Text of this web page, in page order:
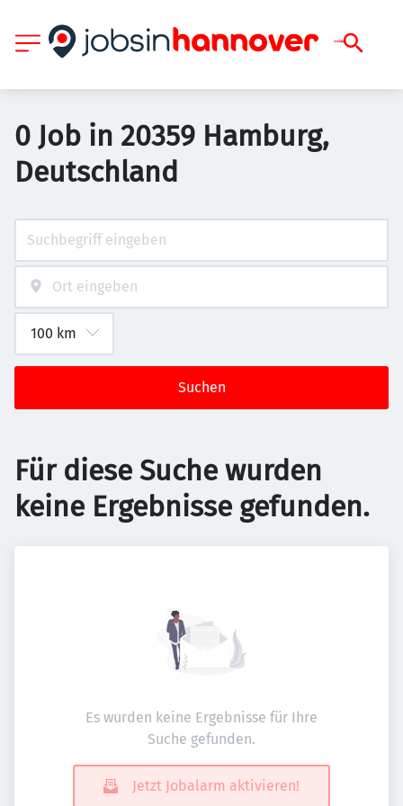
0 Job in 20359 Hamburg,
Deutschland
Suchen
Für diese Suche wurden
keine Ergebnisse gefunden.
Es wurden keine Ergebnisse für Ihre
Suche gefunden.
Jetzt Jobalarm aktivieren!